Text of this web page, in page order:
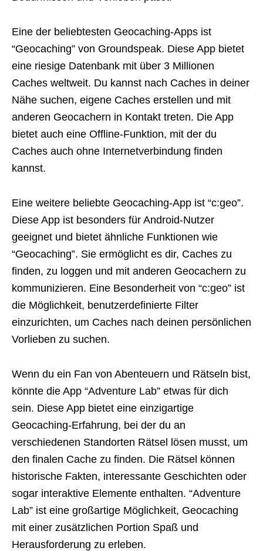
Eine der beliebtesten Geocaching-Apps ist
“Geocaching” von Groundspeak. Diese App bietet
eine riesige Datenbank mit über 3 Millionen
Caches weltweit. Du kannst nach Caches in deiner
Nähe suchen, eigene Caches erstellen und mit
anderen Geocachern in Kontakt treten. Die App
bietet auch eine Offline-Funktion, mit der du
Caches auch ohne Internetverbindung finden
kannst.
Eine weitere beliebte Geocaching-App ist “c:geo”.
Diese App ist besonders für Android-Nutzer
geeignet und bietet ähnliche Funktionen wie
“Geocaching”. Sie ermöglicht es dir, Caches zu
finden, zu loggen und mit anderen Geocachern zu
kommunizieren. Eine Besonderheit von “c:geo” ist
die Möglichkeit, benutzerdefinierte Filter
einzurichten, um Caches nach deinen persönlichen
Vorlieben zu suchen.
Wenn du ein Fan von Abenteuern und Rätseln bist,
könnte die App “Adventure Lab” etwas für dich
sein. Diese App bietet eine einzigartige
Geocaching-Erfahrung, bei der du an
verschiedenen Standorten Rätsel lösen musst, um
den finalen Cache zu finden. Die Rätsel können
historische Fakten, interessante Geschichten oder
sogar interaktive Elemente enthalten. “Adventure
Lab” ist eine großartige Möglichkeit, Geocaching
mit einer zusätzlichen Portion Spaß und
Herausforderung zu erleben.